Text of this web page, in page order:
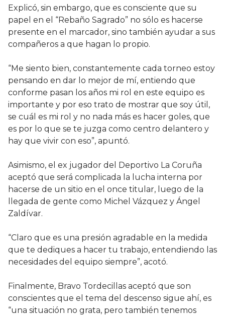
Explicó, sin embargo, que es consciente que su
papel en el “Rebaño Sagrado” no sólo es hacerse
presente en el marcador, sino también ayudar a sus
compañeros a que hagan lo propio.
“Me siento bien, constantemente cada torneo estoy
pensando en dar lo mejor de mí, entiendo que
conforme pasan los años mi rol en este equipo es
importante y por eso trato de mostrar que soy útil,
se cuál es mi rol y no nada más es hacer goles, que
es por lo que se te juzga como centro delantero y
hay que vivir con eso”, apuntó.
Asimismo, el ex jugador del Deportivo La Coruña
aceptó que será complicada la lucha interna por
hacerse de un sitio en el once titular, luego de la
llegada de gente como Michel Vázquez y Ángel
Zaldívar.
“Claro que es una presión agradable en la medida
que te dediques a hacer tu trabajo, entendiendo las
necesidades del equipo siempre”, acotó.
Finalmente, Bravo Tordecillas aceptó que son
conscientes que el tema del descenso sigue ahí, es
“una situación no grata, pero también tenemos